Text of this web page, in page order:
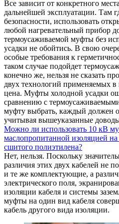
Все зависит от конкретного
дальнейшей эксплуатации. Там
безопасности, использовать
любой нагревательный прибор
термоусаживаемой муфты без
усадки не обойтись. В свою
особые требования к
таком случае подойдет
конечно же, нельзя не сказать
двух технологий применяемых
цена. Муфты холодной усадки
сравнению с
муфту выбрать, каждый должен
учитывая вышеуказанные
Можно ли использовать 10 кВ
маслопропитанной изоляцией на
сшитого полиэтилена?
Нет, нельзя. Поскольку
различия этих двух кабелей не
и те же комплектующие, а
электрического поля,
изоляции кабеля и системы
муфты на один вид кабеля
кабель другого вида изоляции.